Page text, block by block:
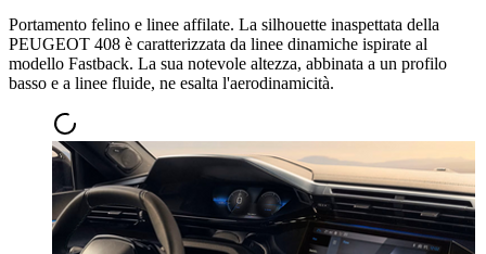
Portamento felino e linee affilate. La silhouette inaspettata della
PEUGEOT 408 è caratterizzata da linee dinamiche ispirate al
modello Fastback. La sua notevole altezza, abbinata a un profilo
basso e a linee fluide, ne esalta l'aerodinamicità.